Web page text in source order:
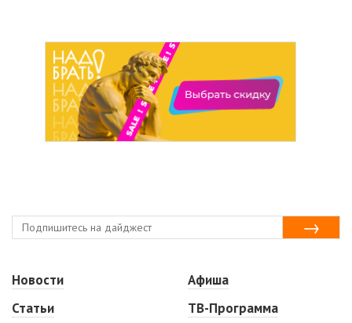
Новости
Статьи
Афиша
ТВ-Программа